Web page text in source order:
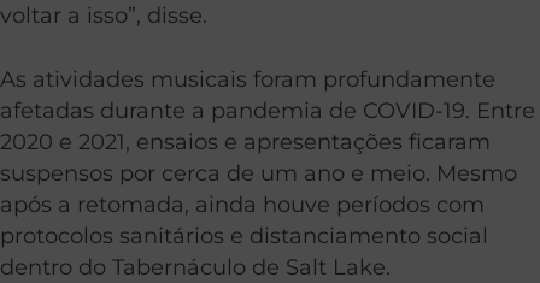
voltar a isso”, disse.
As atividades musicais foram profundamente
afetadas durante a pandemia de COVID-19. Entre
2020 e 2021, ensaios e apresentações ficaram
suspensos por cerca de um ano e meio. Mesmo
após a retomada, ainda houve períodos com
protocolos sanitários e distanciamento social
dentro do Tabernáculo de Salt Lake.